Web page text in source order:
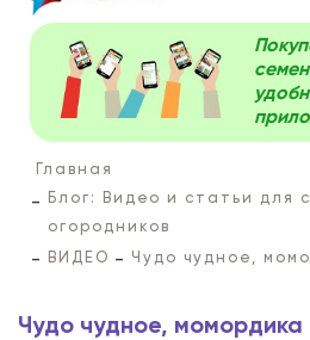
Главная
Блог: Видео и статьи для
огородников
ВИДЕО
Чудо чудное,
Чудо чудное, момордика